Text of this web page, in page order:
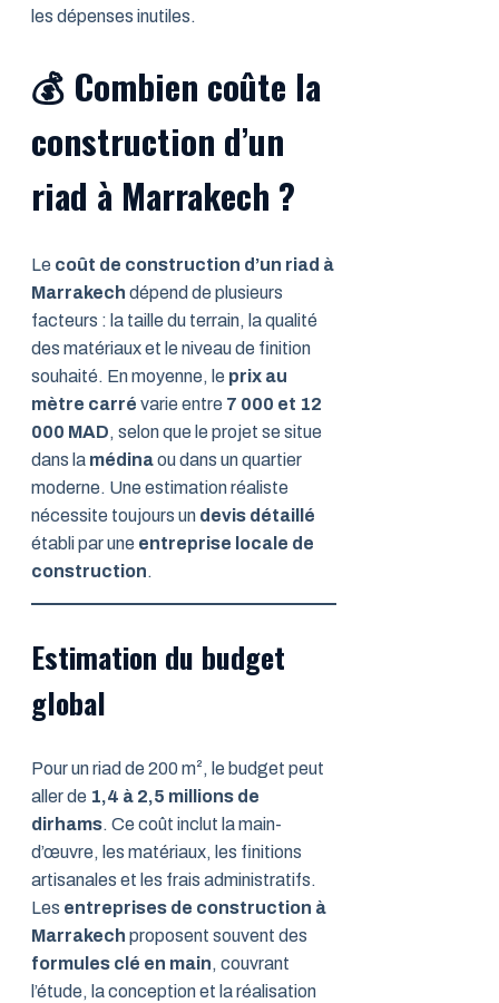
les dépenses inutiles.
💰 Combien coûte la
construction d’un
riad à Marrakech ?
Le coût de construction d’un riad à
Marrakech dépend de plusieurs
facteurs : la taille du terrain, la qualité
des matériaux et le niveau de finition
souhaité. En moyenne, le prix au
mètre carré varie entre 7 000 et 12
000 MAD, selon que le projet se situe
dans la médinaou dans un quartier
moderne. Une estimation réaliste
nécessite toujours un devis détaillé
établi par une entreprise locale de
construction.
Estimation du budget
global
Pour un riad de 200 m², le budget peut
aller de 1,4 à 2,5 millions de
dirhams. Ce coût inclut la main-
d’œuvre, les matériaux, les finitions
artisanales et les frais administratifs.
Les entreprises de construction à
Marrakech proposent souvent des
formules clé en main, couvrant
l’étude, la conception et la réalisation